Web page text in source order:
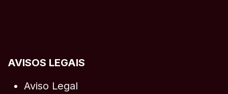
AVISOS LEGAIS
Aviso Legal